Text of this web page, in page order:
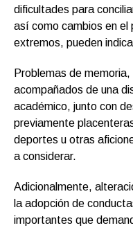
dificultades para
así como cambios en el
extremos, pueden
Problemas de
acompañados de una
académico, junto con
previamente
deportes u otras
a considerar.
Adicionalmente,
la adopción de
importantes que